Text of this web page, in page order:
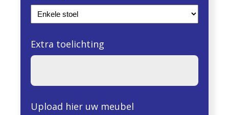
Extra toelichting
Upload hier uw meubel